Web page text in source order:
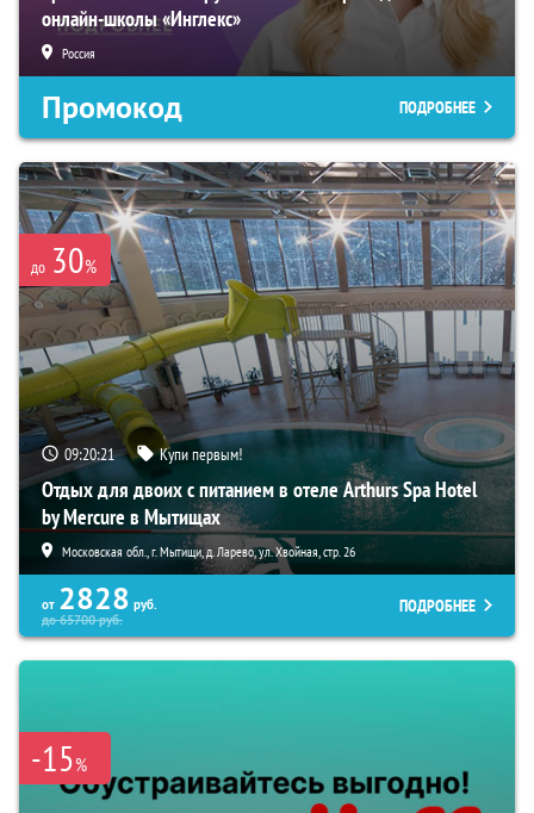
онлайн-школы «Инглекс»
Россия
Промокод ПОДРОБНЕЕ
до 30%
09:20:20 Купи первым!
Отдых для двоих с питанием в отеле Arthurs Spa Hotel
by Mercure в Мытищах
Московская обл., г. Мытищи, д. Ларево, ул. Хвойная, стр. 26
от 2828 руб.
до65700руб.
ПОДРОБНЕЕ
-15%